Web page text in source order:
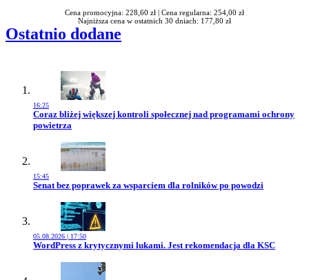
Cena promocyjna: 228,60 zł | Cena regularna: 254,00 zł
Najniższa cena w ostatnich 30 dniach: 177,80 zł
Ostatnio dodane
16:25
Przejdź do artykułu:
Coraz bliżej większej kontroli społecznej nad programami ochrony
powietrza
15:45
Przejdź do artykułu:
Senat bez poprawek za wsparciem dla rolników po powodzi
05.08.2026 | 17:50
Przejdź do artykułu:
WordPress z krytycznymi lukami. Jest rekomendacja dla KSC